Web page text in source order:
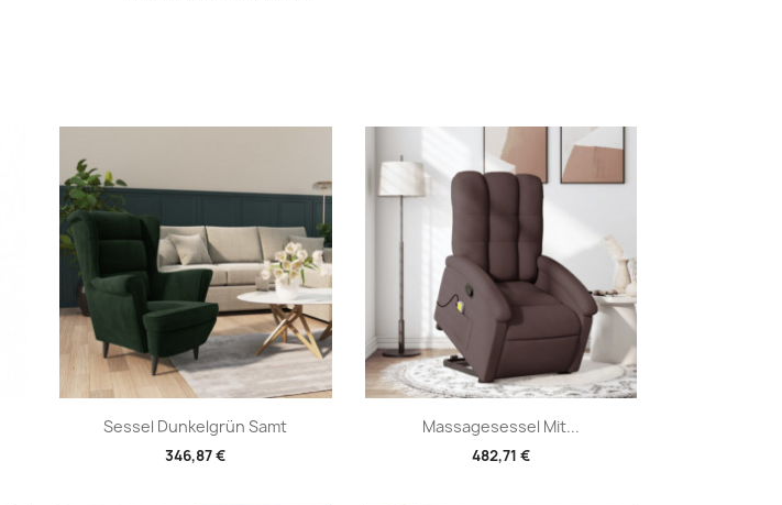
Sessel Dunkelgrün Samt
346,87 €
Vorschau Massagesessel Mit...
482,71 €
Vorschau